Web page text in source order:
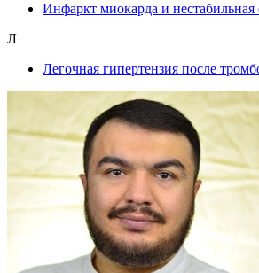
Инфаркт миокарда и нестабильная
Л
Легочная гипертензия после